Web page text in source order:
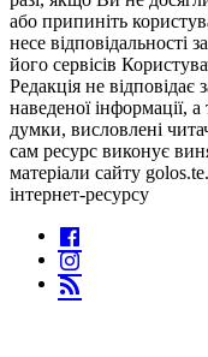
або припиніть
несе відповідальності
його сервісів
Редакція не відповідає
наведеної інформації,
думки, висловлені
сам ресурс виконує
матеріали сайту
інтернет-ресурсу